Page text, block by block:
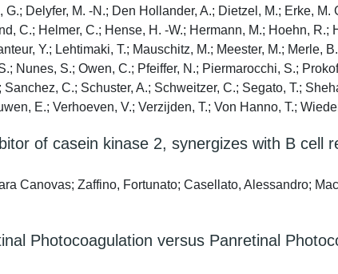
Delyfer, M. -N.; Den Hollander, A.; Dietzel, M.; Erke,
C.; Helmer, C.; Hense, H. -W.; Hermann, M.; Hoehn,
Y.; Lehtimaki, T.; Mauschitz, M.; Meester, M.;
Nunes, S.; Owen, C.; Pfeiffer, N.; Piermarocchi, S.;
C.; Schuster, A.; Schweitzer, C.; Segato, T.;
E.; Verhoeven, V.; Verzijden, T.; Von Hanno, T.;
of casein kinase 2, synergizes with B
Canovas; Zaffino, Fortunato; Casellato, Alessandro;
Photocoagulation versus Panretinal